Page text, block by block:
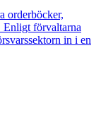
orderböcker,
Enligt förvaltarna
in i en